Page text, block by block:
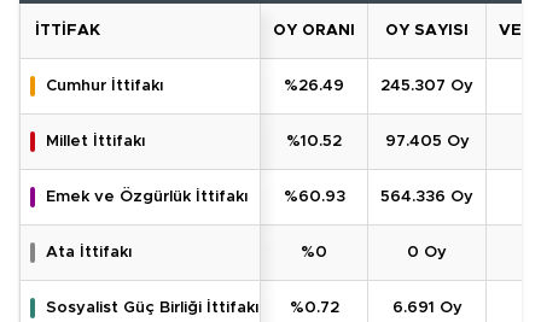
İTTIFAK OY ORANI OY SAYISI
Cumhur İttifakı %26.49 245.307 Oy
Millet İttifakı %10.52 97.405 Oy
Emek ve Özgürlük İttifakı %60.93 564.336 Oy
Ata İttifakı %0 0 Oy
Sosyalist Güç Birliği İttifakı %0.72 6.691 Oy